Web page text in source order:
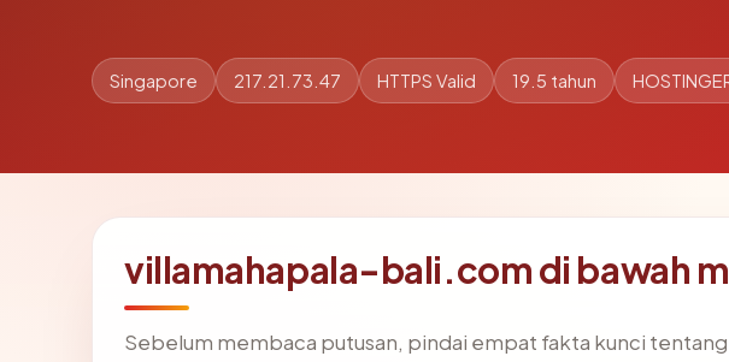
Singapore 217.21.73.47 HTTPS Valid 19.5 tahun
villamahapala-bali.com di bawah
Sebelum membaca putusan, pindai empat fakta kunci tentang